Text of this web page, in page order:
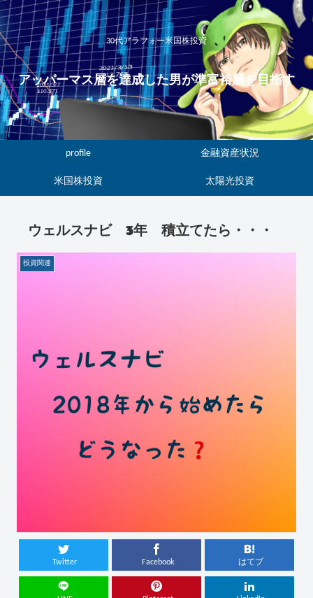
30代アラフォー米国株投資
アッパーマス層を達成した男が準富裕層を目指す
profile 金融資産状況
米国株投資 太陽光投資
ウェルスナビ 3年 積立てたら・・・
投資関連
Twitter Facebook はてブ